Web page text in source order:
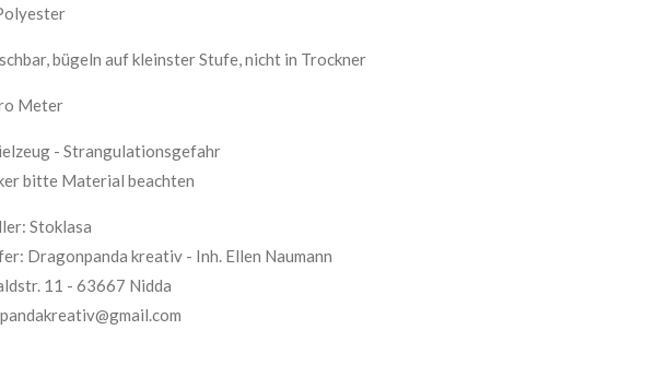
bügeln auf kleinster Stufe, nicht in Trockner
Meter
- Strangulationsgefahr
bitte Material beachten
Stoklasa
Dragonpanda kreativ - Inh. Ellen Naumann
11 - 63667 Nidda